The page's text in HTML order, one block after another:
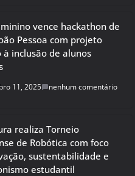
vence hackathon de
Pessoa com projeto
inclusão de alunos
11, 2025 nenhum comentário
realiza Torneio
de Robótica com foco
sustentabilidade e
estudantil